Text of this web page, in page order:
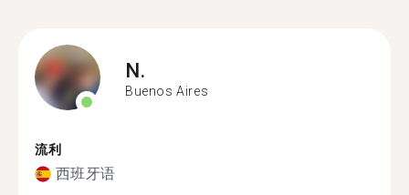
N.
Buenos Aires
流利
西班牙语